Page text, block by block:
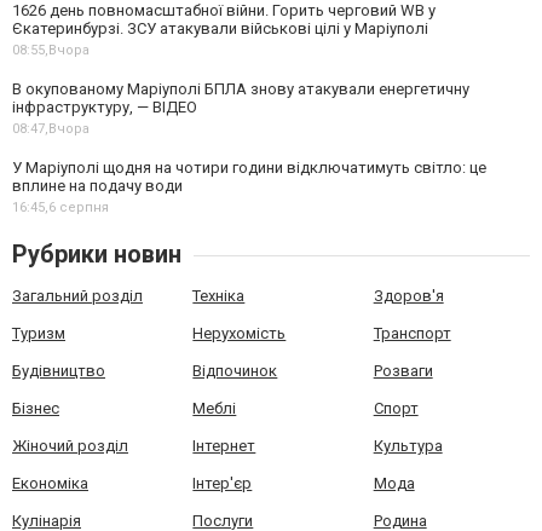
1626 день повномасштабної війни. Горить черговий WB у
Єкатеринбурзі. ЗСУ атакували військові цілі у Маріуполі
08:55,Вчора
В окупованому Маріуполі БПЛА знову атакували енергетичну
інфраструктуру, — ВІДЕО
08:47,Вчора
У Маріуполі щодня на чотири години відключатимуть світло: це
вплине на подачу води
16:45,6 серпня
Рубрики новин
Загальний розділ Техніка Здоров'я
Туризм Нерухомість Транспорт
Будівництво Відпочинок Розваги
Бізнес Меблі Спорт
Жіночий розділ Інтернет Культура
Економіка Інтер'єр Мода
Кулінарія Послуги Родина